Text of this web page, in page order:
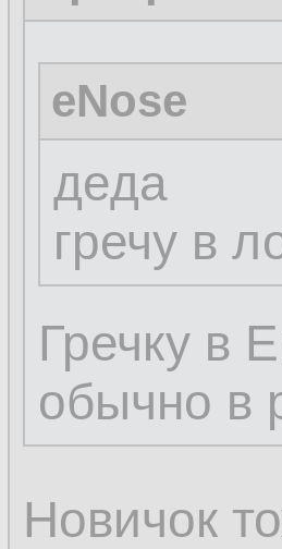
eNose
деда
гречу в
Гречку в
обычно в
Новичок